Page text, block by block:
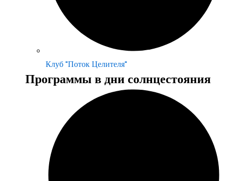
Клуб "Поток Целителя"
Программы в дни солнцестояния